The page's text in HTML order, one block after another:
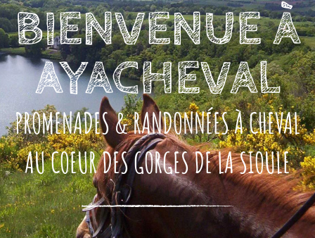
BIENVENUE À
AYACHEVAL
PROMENADES & RANDONNÉES À CHEVAL
AU COEUR DES GORGES DE LA SIOULE